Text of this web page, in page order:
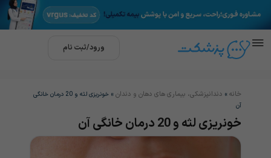
ورود/ثبت نام
خانه » دندانپزشکی، بیماری های دهان و دندان »
خونریزی لثه و 20 درمان خانگی
آن
خونریزی لثه و 20 درمان خانگی آن